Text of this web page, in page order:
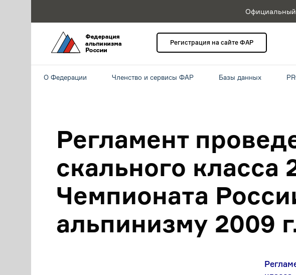
Официальный
Регистрация на сайте ФАР
О Федерации Членство и сервисы ФАР Базы данных
Регламент
скального класса
Чемпионата
альпинизму 2009